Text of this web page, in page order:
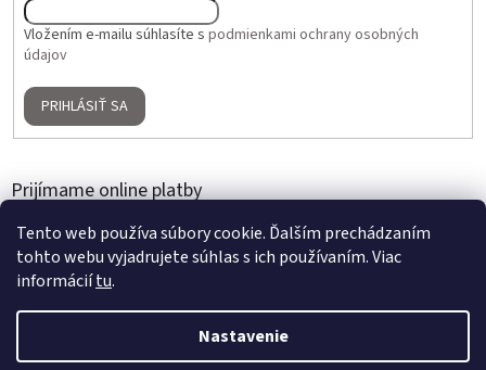
Tento web používa súbory cookie. Ďalším prechádzaním
tohto webu vyjadrujete súhlas s ich používaním. Viac
informáciítu.
Nastavenie
Vložením e-mailu súhlasíte s podmienkami ochrany osobných
údajov
PRIHLÁSIŤ SA
Prijímame online platby
Vytvoril Shoptet